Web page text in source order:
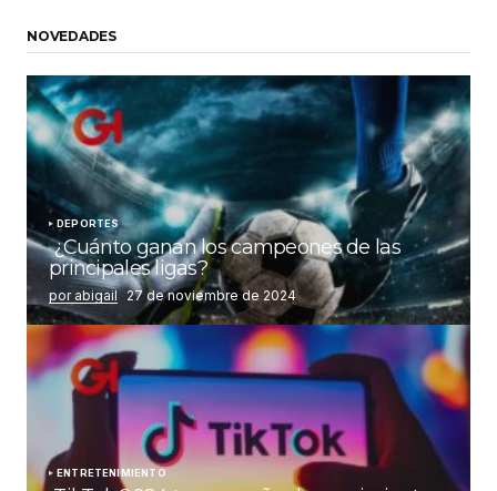
NOVEDADES
DEPORTES
¿Cuánto ganan los campeones de las
principales ligas?
por abigail 27 de noviembre de 2024
ENTRETENIMIENTO